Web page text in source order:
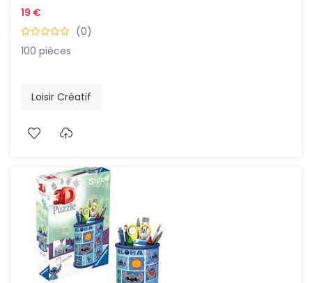
19 €
(0)
100 pièces
Loisir Créatif